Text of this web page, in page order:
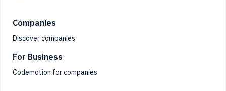
Companies
Discover companies
For Business
Codemotion for companies